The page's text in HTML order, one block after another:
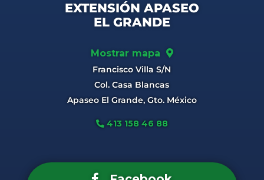
EXTENSIÓN APASEO
EL GRANDE
Mostrar mapa
Francisco Villa S/N
Col. Casa Blancas
Apaseo El Grande, Gto. México
413 158 46 88